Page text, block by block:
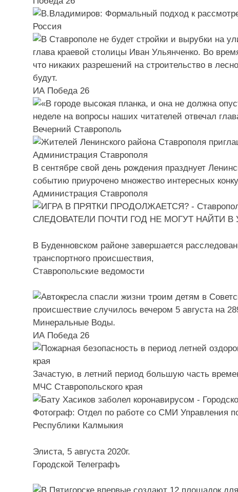
глава краевой столицы Иван Ульянченко. Во
что никаких разрешений на строительство в
будут.
ИА Победа 26
неделе на вопросы наших читателей отвечал
Вечерний Ставрополь
В сентябре свой день рождения празднует
событию приурочено множество интересных
Администрация Ставрополя
СЛЕДОВАТЕЛИ ПОЧТИ ГОД НЕ МОГУТ НАЙТИ
В Буденновском районе завершается
транспортного происшествия,
Ставропольcкие ведомости
происшествие случилось вечером 5 августа на
Минеральные Воды.
ИА Победа 26
Зачастую, в летний период большую часть
МЧС Ставропольского края
Фотограф: Отдел по работе со СМИ Управления
Республики Калмыкия
Элиста, 5 августа 2020г.
Городской Телеграфъ